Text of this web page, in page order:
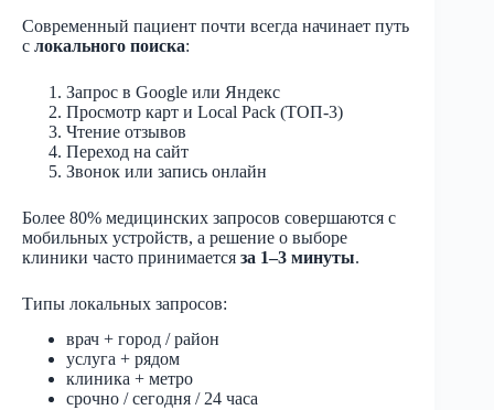
Современный пациент почти всегда начинает путь
с локального поиска:
Запрос в Google или Яндекс
Просмотр карт и Local Pack (ТОП-3)
Чтение отзывов
Переход на сайт
Звонок или запись онлайн
Более 80% медицинских запросов совершаются с
мобильных устройств, а решение о выборе
клиники часто принимается за 1–3 минуты.
Типы локальных запросов:
врач + город / район
услуга + рядом
клиника + метро
срочно / сегодня / 24 часа